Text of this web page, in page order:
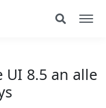
8.5 an alle